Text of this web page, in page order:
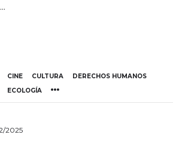
CINE CULTURA
DERECHOS HUMANOS
ECOLOGÍA
2025